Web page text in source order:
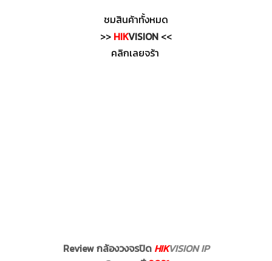
ชมสินค้าทั้งหมด
>> HIKVISION <<
คลิกเลยจร้า
Review กล้องวงจรปิด HIKVISION IP